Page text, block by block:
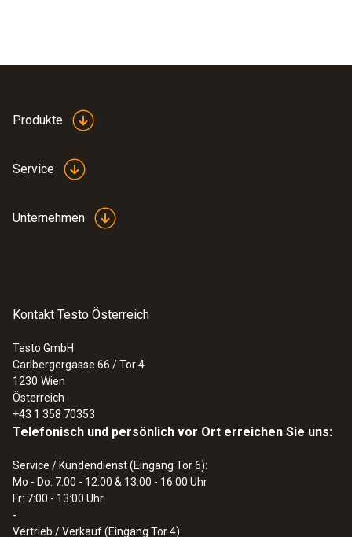
Produkte
Service
Unternehmen
Kontakt Testo Österreich
Testo GmbH
Carlbergergasse 66 / Tor 4
1230 Wien
Österreich
+43 1 358 70353
Telefonisch und persönlich vor Ort erreichen Sie uns:
Service / Kundendienst (Eingang Tor 6):
Mo - Do: 7:00 - 12:00 & 13:00 - 16:00 Uhr
Fr: 7:00 - 13:00 Uhr
-
Vertrieb / Verkauf (Eingang Tor 4):